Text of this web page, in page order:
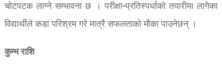
चोटपटक लाग्ने सम्भावना छ । परीक्षा-प्रतिस्पर्धाको तयारीमा लागेका
विद्यार्थीले कडा परिश्रम गरे मात्रै सफलताको मौका पाउनेछन् ।
कुम्भ राशि